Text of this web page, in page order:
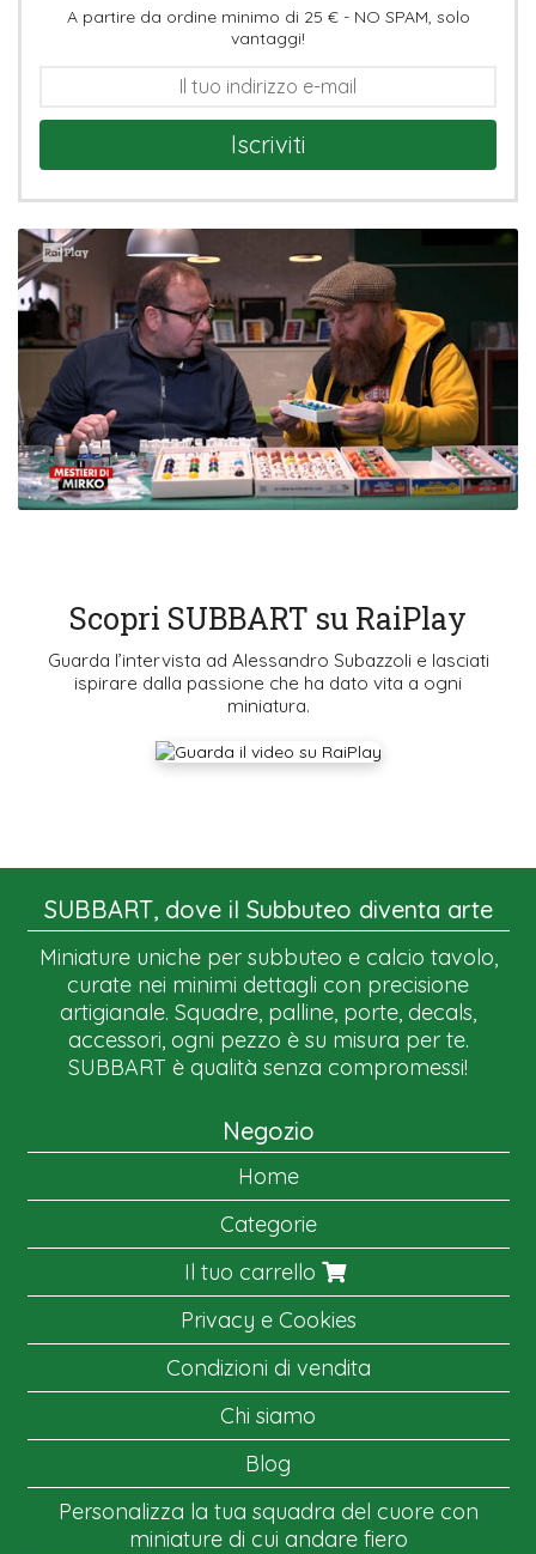
A partire da ordine minimo di 25 € - NO SPAM, solo
vantaggi!
Iscriviti
Scopri SUBBART su RaiPlay
Guarda l’intervista ad Alessandro Subazzoli e lasciati
ispirare dalla passione che ha dato vita a ogni
miniatura.
SUBBART, dove il Subbuteo diventa arte
Miniature uniche per subbuteo e calcio tavolo,
curate nei minimi dettagli con precisione
artigianale. Squadre, palline, porte, decals,
accessori, ogni pezzo è su misura per te.
SUBBART è qualità senza compromessi!
Negozio
Home
Categorie
Il tuo carrello
Privacy e Cookies
Condizioni di vendita
Chi siamo
Blog
Personalizza la tua squadra del cuore con
miniature di cui andare fiero